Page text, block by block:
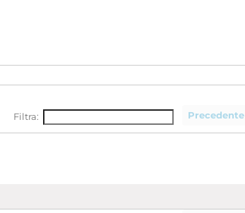
Precedente
Filtra: